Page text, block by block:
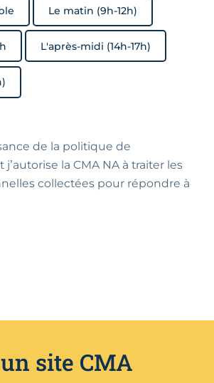
Le matin (9h-12h)
L'après-midi (14h-17h)
de la politique de
la CMA NA à traiter les
collectées pour répondre à
site CMA